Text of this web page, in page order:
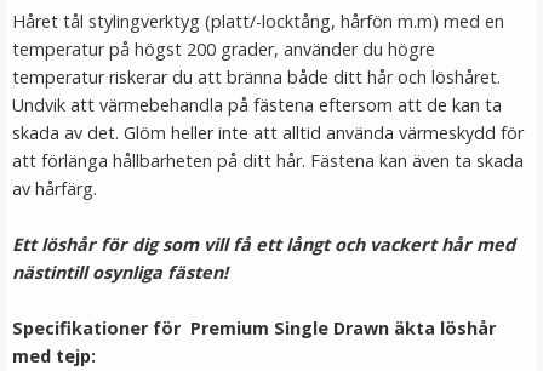
LÄGG I VARUKORG
Platt tång för isättning av microringar - Svart
Håret tål stylingverktyg (platt/-locktång, hårfön m.m) med en
temperatur på högst 200 grader, använder du högre
temperatur riskerar du att bränna både ditt hår och löshåret.
Undvik att värmebehandla på fästena eftersom att de kan ta
skada av det. Glöm heller inte att alltid använda värmeskydd för
att förlänga hållbarheten på ditt hår. Fästena kan även ta skada
av hårfärg.
Ett löshår för dig som vill få ett långt och vackert hår med
nästintill osynliga fästen!
Specifikationer för Premium Single Drawn äkta löshår
med tejp: